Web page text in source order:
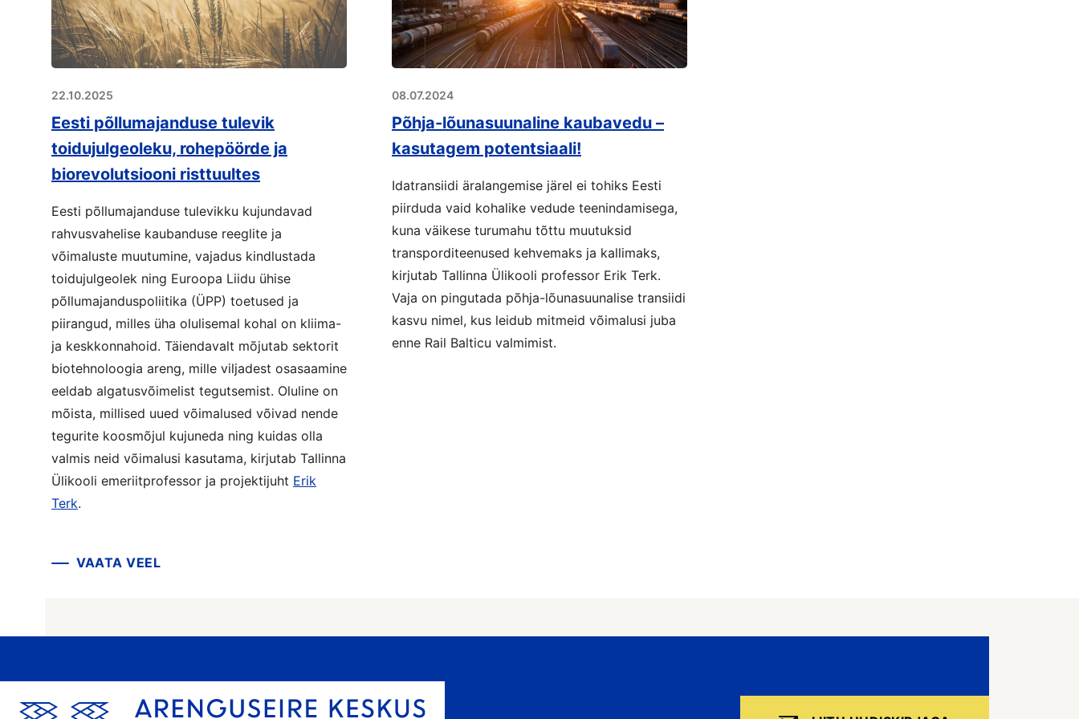
22.10.2025
Eesti põllumajanduse tulevik
toidujulgeoleku, rohepöörde ja
biorevolutsiooni risttuultes
Eesti põllumajanduse tulevikku kujundavad
rahvusvahelise kaubanduse reeglite ja
võimaluste muutumine, vajadus kindlustada
toidujulgeolek ning Euroopa Liidu ühise
põllumajanduspoliitika (ÜPP) toetused ja
piirangud, milles üha olulisemal kohal on kliima-
ja keskkonnahoid. Täiendavalt mõjutab sektorit
biotehnoloogia areng, mille viljadest osasaamine
eeldab algatusvõimelist tegutsemist. Oluline on
mõista, millised uued võimalused võivad nende
tegurite koosmõjul kujuneda ning kuidas olla
valmis neid võimalusi kasutama, kirjutab Tallinna
Ülikooli emeriitprofessor ja projektijuht Erik
Terk.
08.07.2024
Põhja-lõunasuunaline kaubavedu –
kasutagem potentsiaali!
Idatransiidi äralangemise järel ei tohiks Eesti
piirduda vaid kohalike vedude teenindamisega,
kuna väikese turumahu tõttu muutuksid
transporditeenused kehvemaks ja kallimaks,
kirjutab Tallinna Ülikooli professor Erik Terk.
Vaja on pingutada põhja-lõunasuunalise transiidi
kasvu nimel, kus leidub mitmeid võimalusi juba
enne Rail Balticu valmimist.
VAATA VEEL